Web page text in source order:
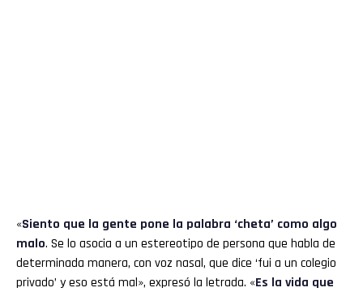
«Siento que la gente pone la palabra ‘cheta’ como algo
malo. Se lo asocia a un estereotipo de persona que habla de
determinada manera, con voz nasal, que dice ‘fui a un colegio
privado’ y eso está mal», expresó la letrada. «Es la vida que